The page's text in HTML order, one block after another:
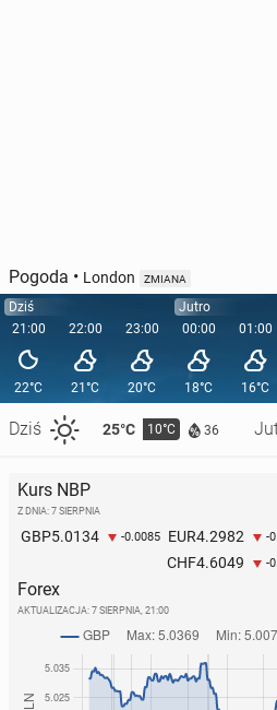
Pogoda • London ZMIANA
Dziś
21:00
22°C
Dziś 25°C 10°C 36
22:00
21°C
23:00
20°C
Jutro
00:00
18°C
01:00
16°C
Kurs NBP
Z DNIA: 7 SIERPNIA
GBP5.0134 -0.0085 EUR4.2982 -
CHF4.6049 -
Forex
AKTUALIZACJA: 7 SIERPNIA, 21:00